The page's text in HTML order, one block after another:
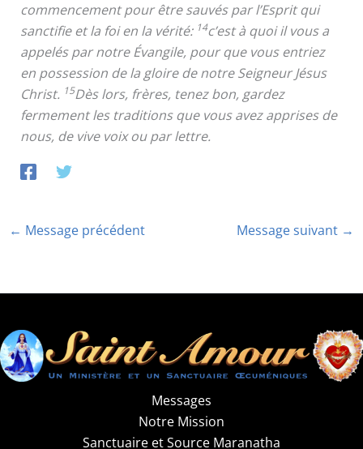
commencement pour être sauvés par l’Esprit qui
sanctifie et la foi en la vérité: 14c’est à quoi il vous a
appelés par notre Évangile, pour que vous entriez
en possession de la gloire de notre Seigneur Jésus
Christ. 15Dès lors, frères, tenez bon, gardez
fermement les traditions que vous avez apprises de
nous, de vive voix ou par lettre.
← Message précédent Message suivant →
Messages
Notre Mission
Sanctuaire et Source Maranatha